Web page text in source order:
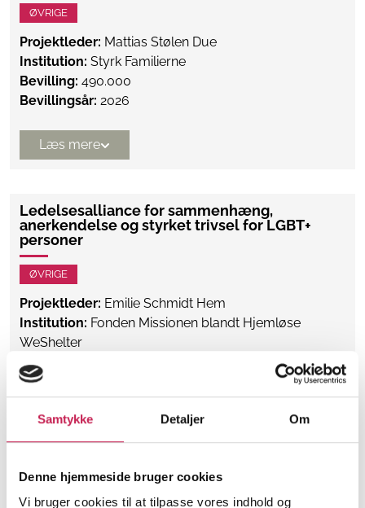
Samtykke Detaljer Om
Denne hjemmeside bruger cookies
Vi bruger cookies til at tilpasse vores indhold og
ØVRIGE
Projektleder: Mattias Stølen Due
Institution: Styrk Familierne
Bevilling: 490.000
Bevillingsår: 2026
Læs mere
Ledelsesalliance for sammenhæng,
anerkendelse og styrket trivsel for LGBT+
personer
ØVRIGE
Projektleder: Emilie Schmidt Hem
Institution: Fonden Missionen blandt Hjemløse
WeShelter
Bevilling:
Bevillingsår:
Læs mere